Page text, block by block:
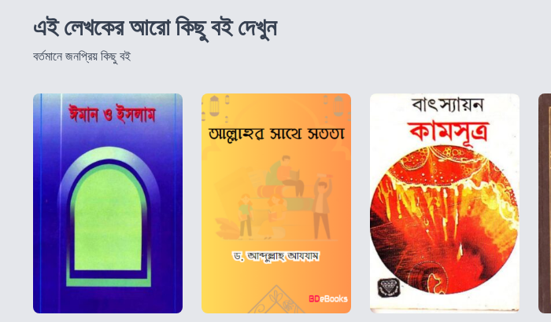
এই লেখকের আরো কিছু বই দেখুন
বর্তমানে জনপ্রিয় কিছু বই